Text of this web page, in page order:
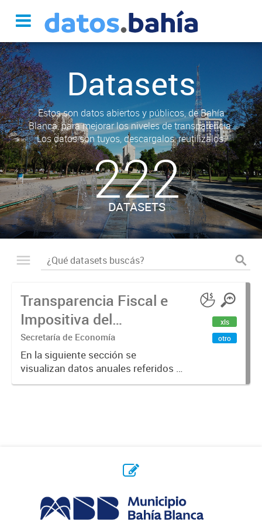
Datasets
Estos son datos abiertos y públicos, de Bahía
Blanca, para mejorar los niveles de transparencia.
Los datos son tuyos, descargalos, reutilizalos.
222
DATASETS
Transparencia Fiscal e
Impositiva del
Municipio. Año 2023
Secretaría de Economía
En la siguiente sección se
visualizan datos anuales referidos a
la transparencia fiscal e impositiva
xls
otro